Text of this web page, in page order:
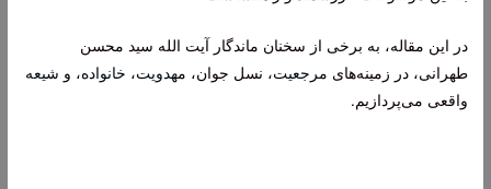
در این مقاله، به برخی از سخنان ماندگار آیت الله سید محسن
طهرانی، در زمینه‌های مرجعیت، نسل جوان، مهدویت، خانواده، و شیعه
واقعی می‌پردازیم.